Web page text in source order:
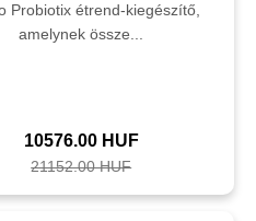
Probiotix étrend-kiegészítő,
amelynek össze...
10576.00 HUF
21152.00 HUF